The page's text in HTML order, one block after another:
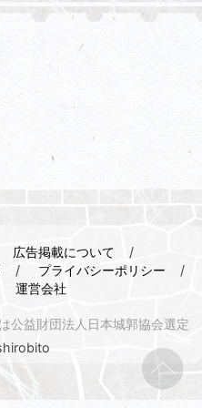
広告掲載について
プライバシーポリシー
運営会社
公益財団法人日本城郭協会選定